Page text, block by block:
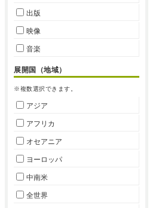
出版
映像
音楽
展開国（地域）
※複数選択できます。
アジア
アフリカ
オセアニア
ヨーロッパ
中南米
全世界